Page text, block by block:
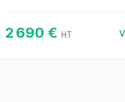
2 690 € HT